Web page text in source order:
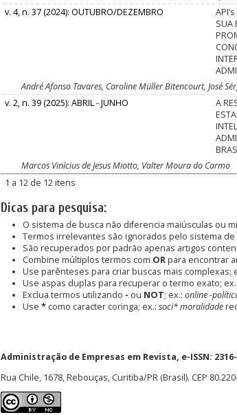
v. 4, n. 37 (2024): OUTUBRO/DEZEMBRO
SUA
André Afonso Tavares, Caroline Müller Bitencourt, José
v. 2, n. 39 (2025): ABRIL - JUNHO
A
Marcos Vinícius de Jesus Miotto, Valter Moura do Carmo
1 a 12 de 12 itens
Dicas para pesquisa:
O sistema de busca não diferencia maiúsculas ou
Termos irrelevantes são ignorados pelo sistema de
São recuperados por padrão apenas artigos
Combine múltiplos termos com ORpara encontrar
Use parênteses para criar buscas mais complexas;
Use aspas duplas para recuperar o termo exato; ex.:
Exclua termos utilizando - ou NOT; ex.: online -
Use *como caracter coringa; ex.: soci* moralidade
Administração de Empresas em Revista, e-ISSN:
Rua Chile, 1678, Rebouças, Curitiba/PR (Brasil). CEP